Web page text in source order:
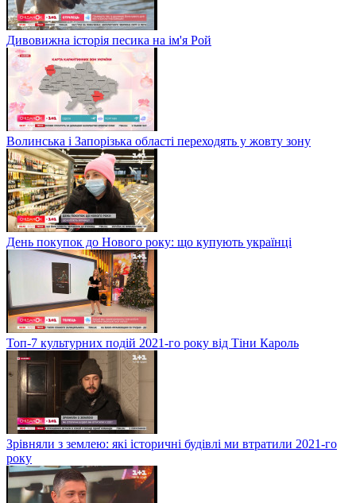
Дивовижна історія песика на ім'я Рой
Волинська і Запорізька області переходять у жовту зону
День покупок до Нового року: що купують українці
Топ-7 культурних подій 2021-го року від Тіни Кароль
Зрівняли з землею: які історичні будівлі ми втратили 2021-го
року